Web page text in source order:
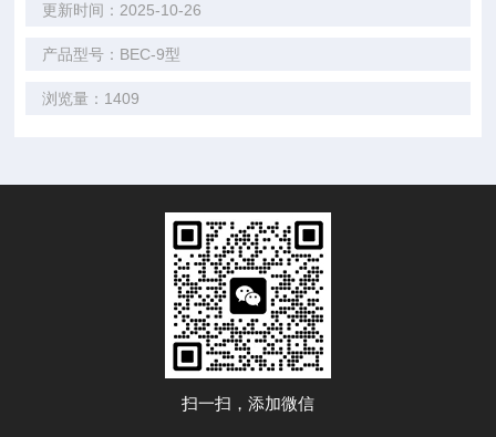
更新时间：2025-10-26
产品型号：BEC-9型
浏览量：1409
扫一扫，添加微信